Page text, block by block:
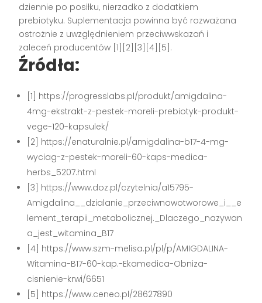
dziennie po posiłku, nierzadko z dodatkiem
prebiotyku. Suplementacja powinna być rozważana
ostrożnie z uwzględnieniem przeciwwskazań i
zaleceń producentów [1][2][3][4][5].
Źródła:
[1] https://progresslabs.pl/produkt/amigdalina-
4mg-ekstrakt-z-pestek-moreli-prebiotyk-produkt-
vege-120-kapsulek/
[2] https://enaturalnie.pl/amigdalina-b17-4-mg-
wyciag-z-pestek-moreli-60-kaps-medica-
herbs_5207.html
[3] https://www.doz.pl/czytelnia/a15795-
Amigdalina__dzialanie_przeciwnowotworowe_i__e
lement_terapii_metabolicznej._Dlaczego_nazywan
a_jest_witamina_B17
[4] https://www.szm-melisa.pl/pl/p/AMIGDALINA-
Witamina-B17-60-kap.-Ekamedica-Obniza-
cisnienie-krwi/6651
[5] https://www.ceneo.pl/28627890